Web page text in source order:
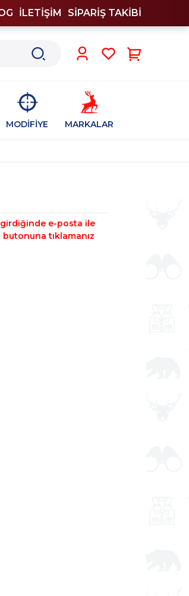
İLETİŞİM SİPARİŞ TAKİBİ
MODİFİYE MARKALAR
e-posta ile
tıklamanız